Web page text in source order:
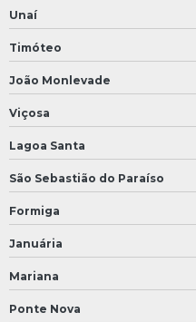
Unaí
Timóteo
João Monlevade
Viçosa
Lagoa Santa
São Sebastião do Paraíso
Formiga
Januária
Mariana
Ponte Nova